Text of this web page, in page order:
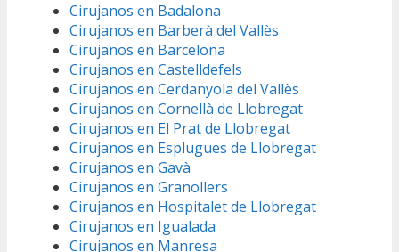
Cirujanos en Badalona
Cirujanos en Barberà del Vallès
Cirujanos en Barcelona
Cirujanos en Castelldefels
Cirujanos en Cerdanyola del Vallès
Cirujanos en Cornellà de Llobregat
Cirujanos en El Prat de Llobregat
Cirujanos en Esplugues de Llobregat
Cirujanos en Gavà
Cirujanos en Granollers
Cirujanos en Hospitalet de Llobregat
Cirujanos en Igualada
Cirujanos en Manresa